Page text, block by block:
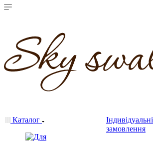
Каталог
Індивідуальні
замовлення